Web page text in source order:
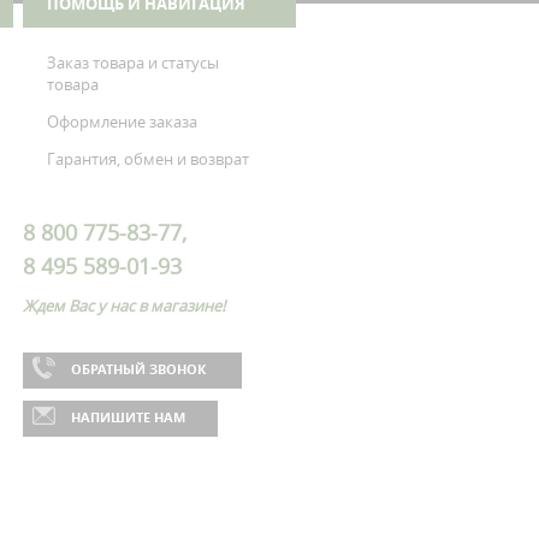
Заказ товара и статусы
товара
Оформление заказа
Гарантия, обмен и возврат
8 800 775-83-77,
8 495 589-01-93
Ждем Вас у нас в магазине!
ОБРАТНЫЙ ЗВОНОК
НАПИШИТЕ НАМ